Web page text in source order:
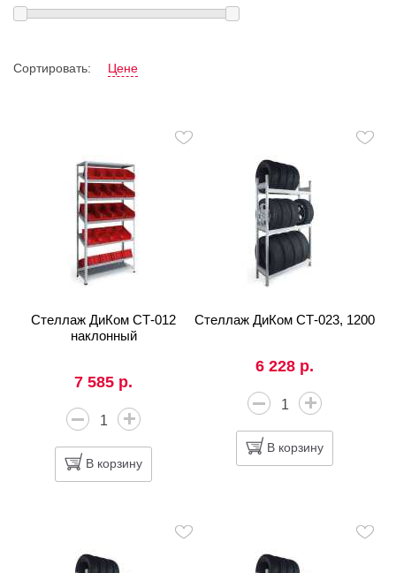
Сортировать: Цене
Стеллаж ДиКом СТ-012
наклонный
7 585 р.
В корзину
Стеллаж ДиКом СТ-023, 1200
6 228 р.
В корзину